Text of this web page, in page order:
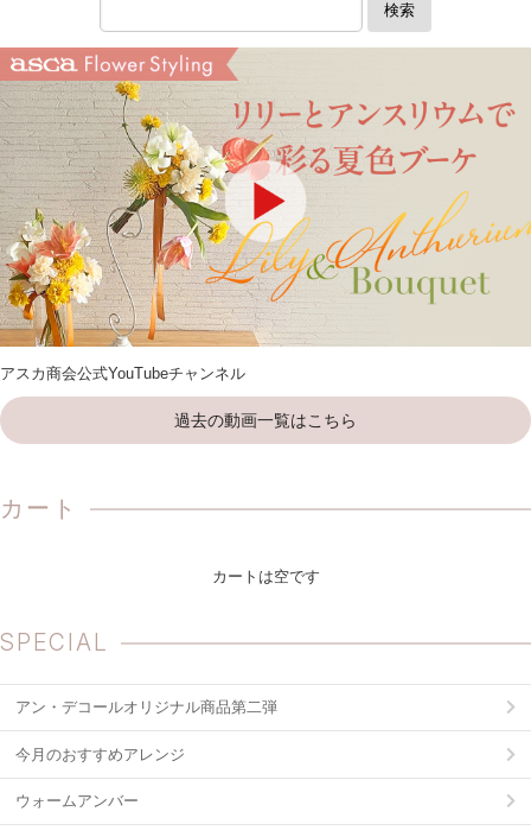
検索
アスカ商会公式YouTubeチャンネル
過去の動画一覧はこちら
カート
カートは空です
SPECIAL
アン・デコールオリジナル商品第二弾
今月のおすすめアレンジ
ウォームアンバー